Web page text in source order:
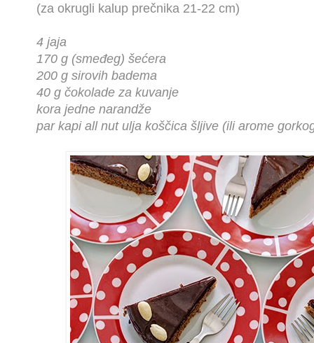
(za okrugli kalup prečnika 21-22 cm)
4 jaja
170 g (smeđeg) šećera
200 g sirovih badema
40 g čokolade za kuvanje
kora jedne narandže
par kapi all nut ulja koščica šljive (ili arome